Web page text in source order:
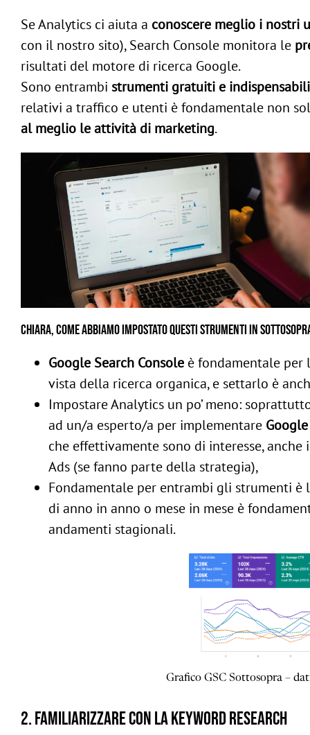
Se Analytics ci aiuta a conoscere meglio i nostri
con il nostro sito), Search Console monitora le
risultati del motore di ricerca Google.
Sono entrambi strumenti gratuiti e indispensabili
relativi a traffico e utenti è fondamentale non
al meglio le attività di marketing.
Chiara, come abbiamo impostato questi strumenti in
Google Search Console è fondamentale per
vista della ricerca organica, e settarlo è
Impostare Analytics un po’ meno:
ad un/a esperto/a per implementare
che effettivamente sono di interesse,
Ads (se fanno parte della strategia),
Fondamentale per entrambi gli strumenti è
di anno in anno o mese in mese è
andamenti stagionali.
Grafico GSC Sottosopra –
2. Familiarizzare con la keyword research